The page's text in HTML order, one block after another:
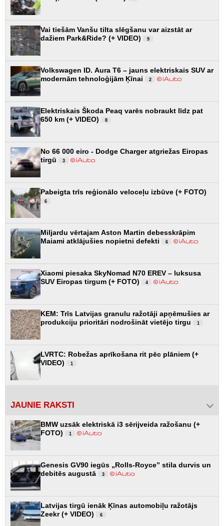
Vai tiešām Vanšu tilta slēgšanu var aizstāt ar
dažiem Park&Ride? (+ VIDEO)
9
Volkswagen ID. Aura T6 – jauns elektriskais SUV ar
modernām tehnoloģijām Ķīnai
2
Elektriskais Škoda Peaq varēs nobraukt līdz pat
650 km (+ VIDEO)
8
No 66 000 eiro - Dodge Charger atgriežas Eiropas
tirgū
3
Pabeigta trīs reģionālo veloceļu izbūve (+ FOTO)
6
Miljardu vērtajam Aston Martin debesskrāpim
Maiami atklājušies nopietni defekti
6
Xiaomi piesaka SkyNomad N70 EREV – luksusa
SUV Eiropas tirgum (+ FOTO)
4
KEM: Trīs Latvijas granulu ražotāji apņēmušies ar
produkciju prioritāri nodrošināt vietējo tirgu
1
LVRTC: Robežas aprīkošana rit pēc plāniem (+
VIDEO)
1
JAUNIE RAKSTI
BMW uzsāk elektriskā i3 sērijveida ražošanu (+
FOTO)
1
Genesis GV90 iegūs „Rolls-Royce” stila durvis un
debitēs augustā
3
Latvijas tirgū ienāk Ķīnas automobiļu ražotājs
Zeekr (+ VIDEO)
6